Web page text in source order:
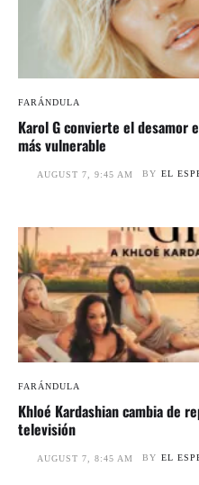
FARÁNDULA
Karol G convierte el desamor
más vulnerable
AUGUST 7, 9:45 AM BY EL
FARÁNDULA
Khloé Kardashian cambia de
televisión
AUGUST 7, 8:45 AM BY EL